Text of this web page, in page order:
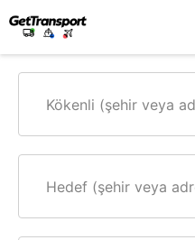
Kökenli (şehir veya
Hedef (şehir veya